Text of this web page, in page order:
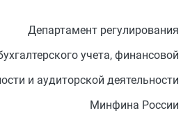
Департамент регулирования
учета, финансовой
и аудиторской деятельности
Минфина России